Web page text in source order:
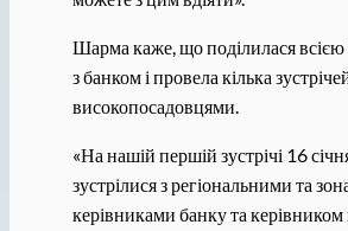
Шарма каже, що поділилася
з банком і провела кілька
високопосадовцями.
«На нашій першій зустрічі 16
зустрілися з регіональними та
керівниками банку та керівником